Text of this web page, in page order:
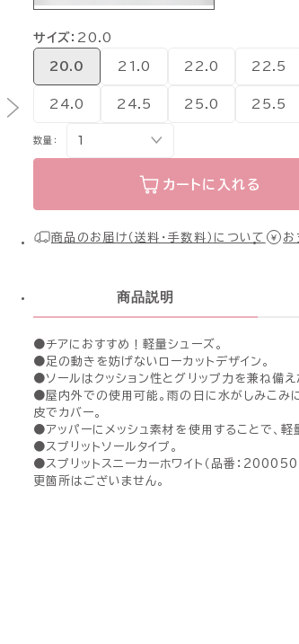
サイズ： 20.0
20.0 21.0 22.0 22.5
24.0 24.5 25.0 25.5
数量：
カートに入れる
商品のお届け（送料・手数料）について お
商品説明
●チアにおすすめ！軽量シューズ。
●足の動きを妨げないローカットデザイン。
●ソールはクッション性とグリップ力を兼ね備え
●屋内外での使用可能。雨の日に水がしみこみ
皮でカバー。
●アッパーにメッシュ素材を使用することで、軽
●スプリットソールタイプ。
●スプリットスニーカーホワイト（品番：
更箇所はございません。